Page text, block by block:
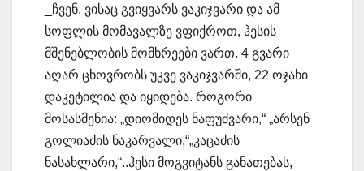
_ჩვენ, ვისაც გვიყვარს ვაკიჯვარი და ამ
სოფლის მომავალზე ვფიქროთ, ჰესის
მშენებლობის მომხრეები ვართ. 4 გვარი
აღარ ცხოვრობს უკვე ვაკიჯვარში, 22 ოჯახი
დაკეტილია და იყიდება. როგორი
მოსასმენია: „დიომიდეს ნაფუძვარი,“ „არსენ
გოლიაძის ნაკარვალი,“„კაცაძის
ნასახლარი,“..ჰესი მოგვიტანს განათებას,